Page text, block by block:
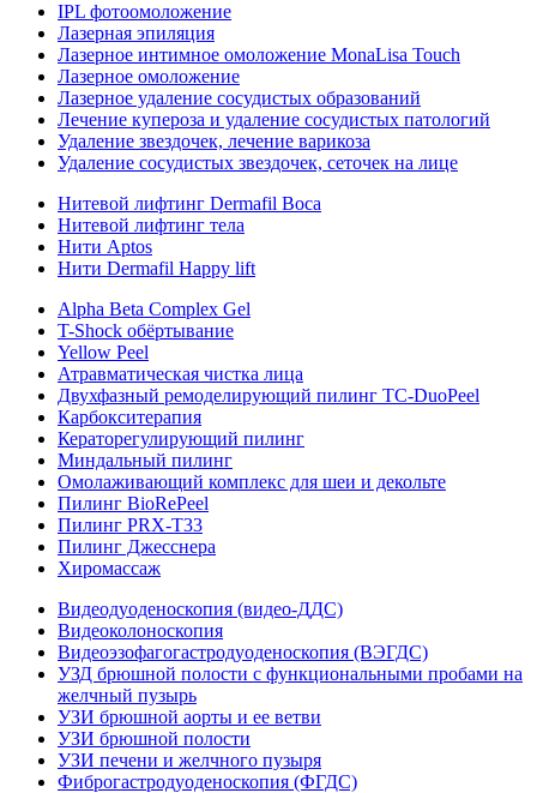
IPL фотоомоложение
Лазерная эпиляция
Лазерное интимное омоложение MonaLisa Touch
Лазерное омоложение
Лазерное удаление сосудистых образований
Лечение купероза и удаление сосудистых патологий
Удаление звездочек, лечение варикоза
Удаление сосудистых звездочек, сеточек на лице
Нитевой лифтинг Dermafil Boca
Нитевой лифтинг тела
Нити Aptos
Нити Dermafil Happy lift
Alpha Beta Complex Gel
T-Shock обёртывание
Yellow Peel
Атравматическая чистка лица
Двухфазный ремоделирующий пилинг TC-DuoPeel
Карбокситерапия
Кераторегулирующий пилинг
Миндальный пилинг
Омолаживающий комплекс для шеи и декольте
Пилинг BioRePeel
Пилинг PRX-T33
Пилинг Джесснера
Хиромассаж
Видеодуоденоскопия (видео-ДДС)
Видеоколоноскопия
Видеоэзофагогастродуоденоскопия (ВЭГДС)
УЗД брюшной полости с функциональными пробами на
желчный пузырь
УЗИ брюшной аорты и ее ветви
УЗИ брюшной полости
УЗИ печени и желчного пузыря
Фиброгастродуоденоскопия (ФГДС)